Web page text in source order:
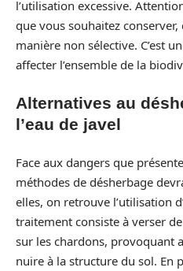
l’utilisation excessive.
que vous souhaitez conserver,
manière non sélective. C’est
affecter l’ensemble de la
Alternatives au
l’eau de javel
Face aux dangers que
méthodes de désherbage
elles, on retrouve l’utilisation
traitement consiste à verser
sur les chardons, provoquant
nuire à la structure du sol. En